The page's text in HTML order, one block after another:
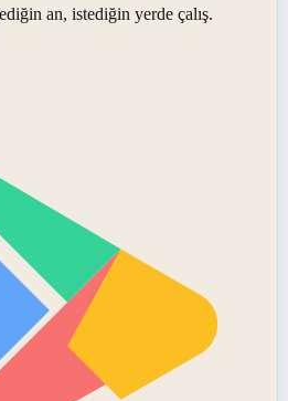
an, istediğin yerde çalış.